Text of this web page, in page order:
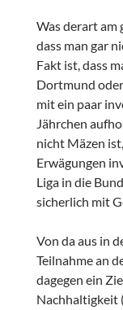
Was derart am
dass man gar
Fakt ist, dass
Dortmund
mit ein paar
Jährchen
nicht Mäzen
Erwägungen
Liga in die
sicherlich mit
Von da aus in
Teilnahme an
dagegen ein
Nachhaltigkeit